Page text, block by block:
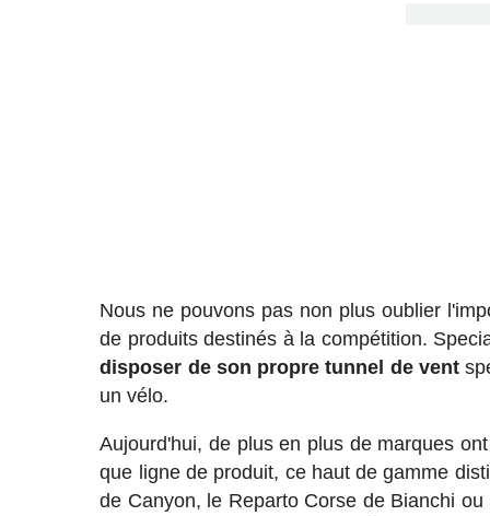
Nous ne pouvons pas non plus oublier
de produits destinés à la compétition.
disposer de son propre tunnel de vent
un vélo.
Aujourd'hui, de plus en plus de marques
que ligne de produit, ce haut de gamme
de Canyon, le Reparto Corse de Bianchi